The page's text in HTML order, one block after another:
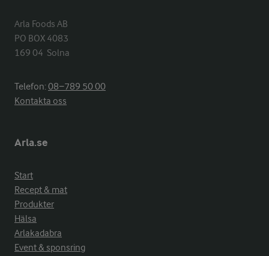
Arla Foods AB
PO BOX 4083
169 04  Solna
Telefon:08−789 50 00
Kontakta oss
Arla.se
Start
Recept & mat
Produkter
Hälsa
Arlakadabra
Event & sponsring